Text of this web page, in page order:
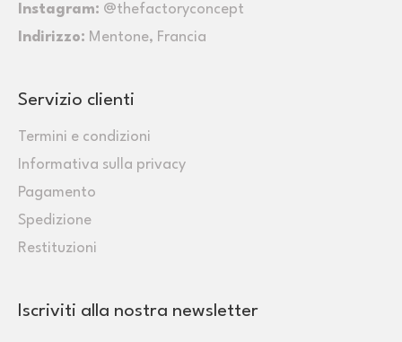
Instagram: @thefactoryconcept
Indirizzo: Mentone, Francia
Servizio clienti
Termini e condizioni
Informativa sulla privacy
Pagamento
Spedizione
Restituzioni
Iscriviti alla nostra newsletter